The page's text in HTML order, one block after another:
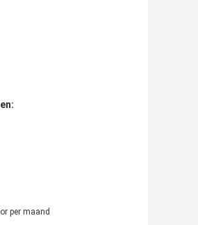
per maand